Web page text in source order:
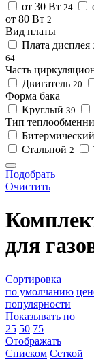
от 30 Вт 24
от 80 Вт 2
Вид платы
Плата дисплея
64
Часть
Двигатель 20
Форма бака
Круглый 39
Тип
Битермический
Стальной 2
Подобрать
Очистить
для
Сортировка
по умолчанию
популярности
Показывать по
25 50 75
Отображать
Списком Сеткой